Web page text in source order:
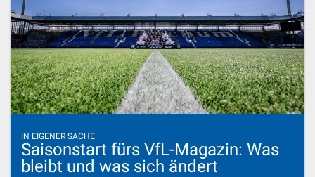
IN EIGENER SACHE
Saisonstart fürs VfL-Magazin: Was
bleibt und was sich ändert